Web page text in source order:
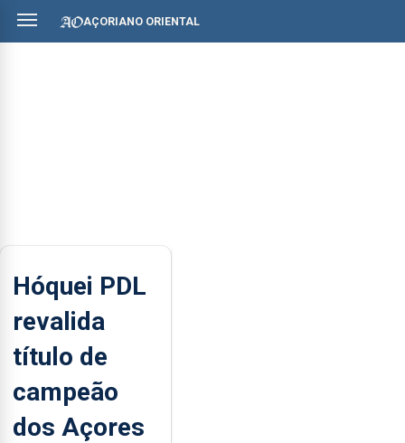
AÇORIANO ORIENTAL
Hóquei PDL
revalida
título de
campeão
dos Açores